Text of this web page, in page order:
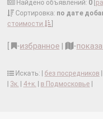
Найдено объявлений: 0
Сортировка: по дате
стоимости
-избранное | -
Искать: | без посредников
3к. 4+к. в Подмосковье